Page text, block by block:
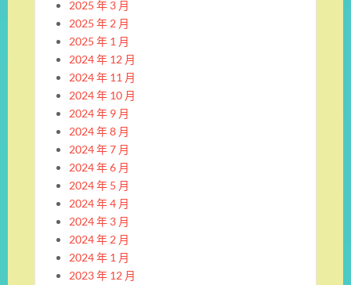
2025 年 3 月
2025 年 2 月
2025 年 1 月
2024 年 12 月
2024 年 11 月
2024 年 10 月
2024 年 9 月
2024 年 8 月
2024 年 7 月
2024 年 6 月
2024 年 5 月
2024 年 4 月
2024 年 3 月
2024 年 2 月
2024 年 1 月
2023 年 12 月